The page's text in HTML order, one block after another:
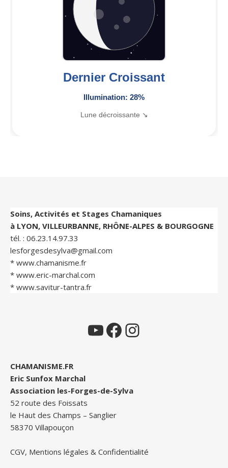
Dernier Croissant
Illumination: 28%
Lune décroissante ↘
Soins, Activités et Stages Chamaniques
à LYON, VILLEURBANNE, RHÔNE-ALPES & BOURGOGNE
tél. : 06.23.14.97.33
lesforgesdesylva@gmail.com
* www.chamanisme.fr
* www.eric-marchal.com
* www.savitur-tantra.fr
YouTubeFacebookInstagram
CHAMANISME.FR
Eric Sunfox Marchal
Association les-Forges-de-Sylva
52 route des Foissats
le Haut des Champs – Sanglier
58370 Villapouçon
CGV, Mentions légales & Confidentialité